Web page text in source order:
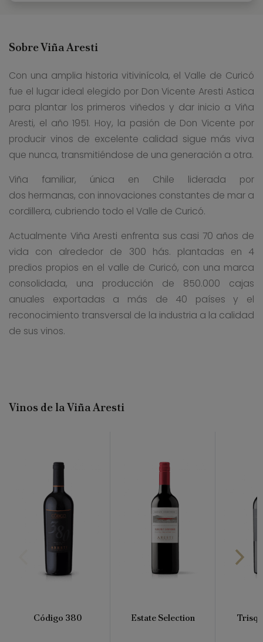
Sobre Viña Aresti
Con una amplia historia vitivinícola, el Valle de Curicó
fue el lugar ideal elegido por Don Vicente Aresti Astica
para plantar los primeros viñedos y dar inicio a Viña
Aresti, el año 1951. Hoy, la pasión de Don Vicente por
producir vinos de excelente calidad sigue más viva
que nunca, transmitiéndose de una generación a otra.
Viña familiar, única en Chile liderada por
dos hermanas, con innovaciones constantes de mar a
cordillera, cubriendo todo el Valle de Curicó.
Actualmente Viña Aresti enfrenta sus casi 70 años de
vida con alrededor de 300 hás. plantadas en 4
predios propios en el valle de Curicó, con una marca
consolidada, una producción de 850.000 cajas
anuales exportadas a más de 40 países y el
reconocimiento transversal de la industria a la calidad
de sus vinos.
Vinos de la Viña Aresti
Código 380 Estate Selection